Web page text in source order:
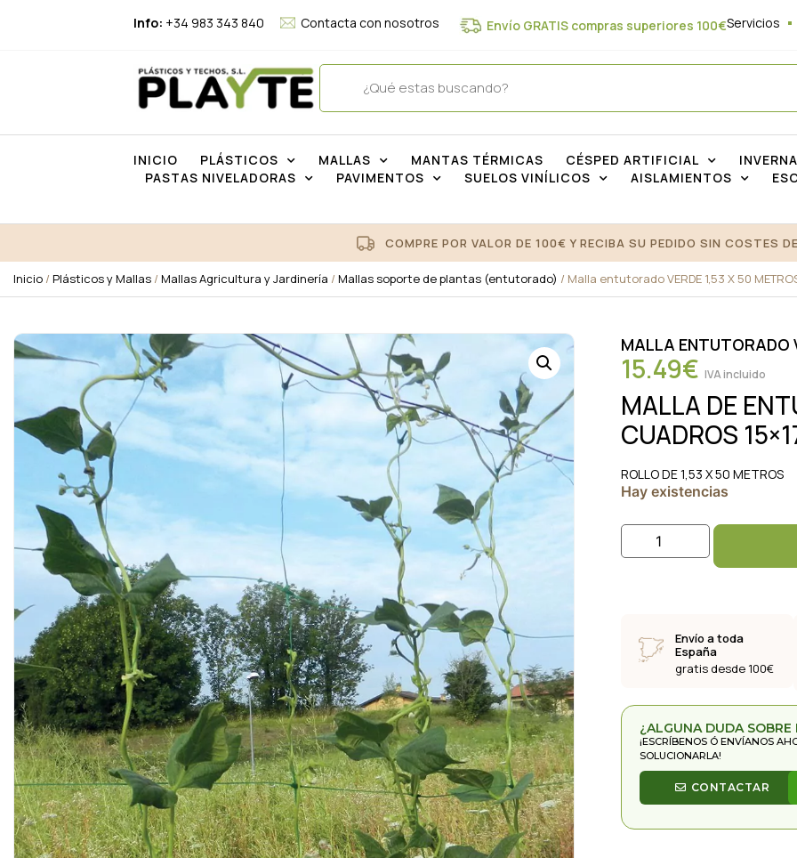
Info: +34 983 343 840 Contacta con nosotros Envío GRATIS compras superiores 100€Servicios
INICIO PLÁSTICOS MALLAS MANTAS TÉRMICAS CÉSPED ARTIFICIAL
PASTAS NIVELADORAS
PAVIMENTOS SUELOS VINÍLICOS AISLAMIENTOS
COMPRE POR VALOR DE 100€ Y RECIBA SU PEDIDO SIN COSTES
Inicio / Plásticos y Mallas / Mallas Agricultura y Jardinería / Mallas soporte de plantas (entutorado) / Malla entutorado VERDE 1,53 X 50
MALLA ENTUTORADO
15.49€ IVA incluido
MALLA DE
CUADROS
ROLLO DE 1,53 X 50 METROS
Hay existencias
Envío a toda
España
gratis desde 100€
¿ALGUNA DUDA SOBRE
¡ESCRÍBENOS Ó ENVÍANOS
SOLUCIONARLA!
CONTACTAR